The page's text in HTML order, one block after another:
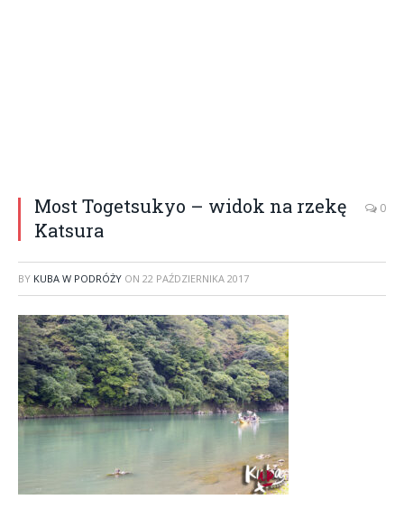
Most Togetsukyo – widok na rzekę
Katsura
0
BY KUBA W PODRÓŻY ON 22 PAŹDZIERNIKA 2017